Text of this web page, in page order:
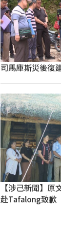
司馬庫斯災後復
【涉己新聞】
赴Tafalong致歉